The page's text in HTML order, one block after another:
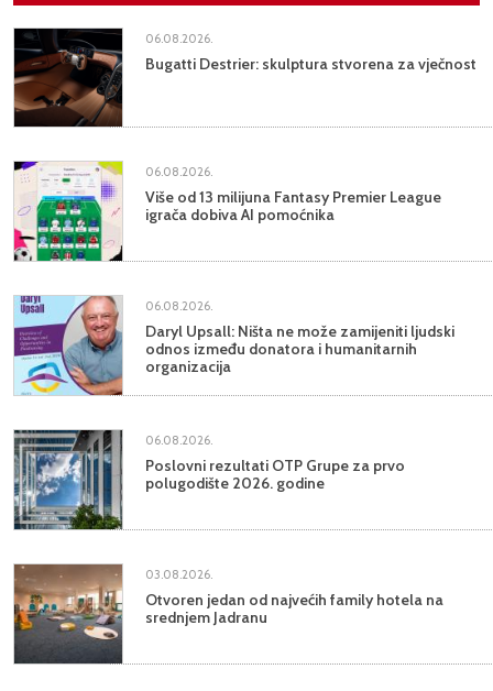
06.08.2026.
Bugatti Destrier: skulptura stvorena za vječnost
06.08.2026.
Više od 13 milijuna Fantasy Premier League
igrača dobiva AI pomoćnika
06.08.2026.
Daryl Upsall: Ništa ne može zamijeniti ljudski
odnos između donatora i humanitarnih
organizacija
06.08.2026.
Poslovni rezultati OTP Grupe za prvo
polugodište 2026. godine
03.08.2026.
Otvoren jedan od najvećih family hotela na
srednjem Jadranu